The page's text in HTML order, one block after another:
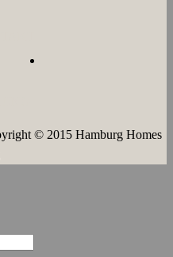
© 2015 Hamburg Homes